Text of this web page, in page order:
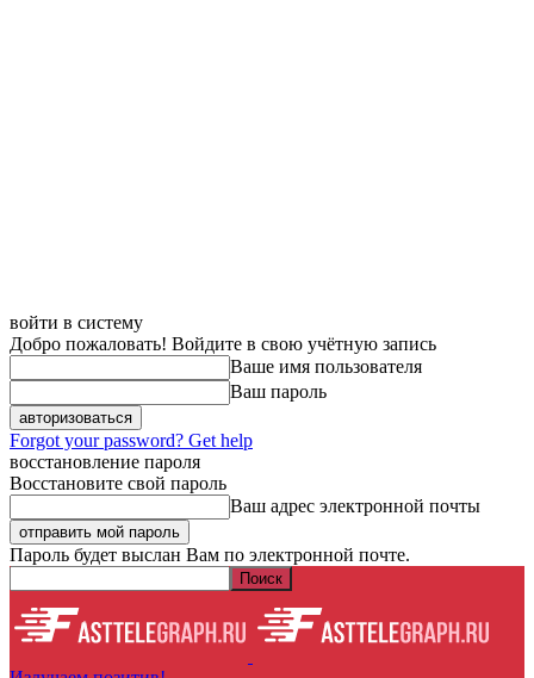
войти в систему
Добро пожаловать! Войдите в свою учётную запись
Ваше имя пользователя
Ваш пароль
Forgot your password? Get help
восстановление пароля
Восстановите свой пароль
Ваш адрес электронной почты
Пароль будет выслан Вам по электронной почте.